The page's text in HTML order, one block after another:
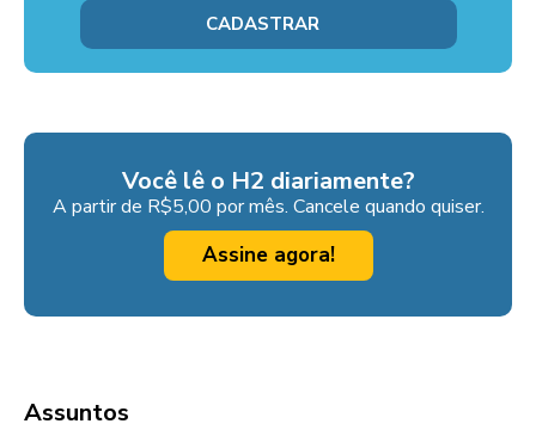
Você lê o H2 diariamente?
A partir de R$5,00 por mês. Cancele quando quiser.
Assine agora!
Assuntos